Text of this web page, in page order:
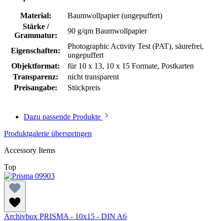
Material:
Baumwollpapier (ungepuffert)
Stärke /
Grammatur:
90 g/qm Baumwollpapier
Eigenschaften:
Photographic Activity Test (PAT), säurefrei,
ungepuffert
Objektformat:
für 10 x 13, 10 x 15 Formate, Postkarten
Transparenz:
nicht transparent
Preisangabe:
Stückpreis
Dazu passende Produkte
Produktgalerie überspringen
Accessory Items
Top
Archivbox PRISMA - 10x15 - DIN A6